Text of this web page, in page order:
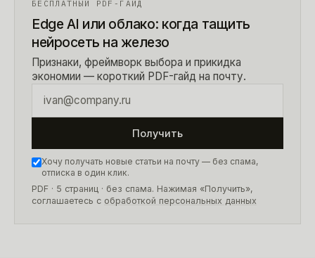
БЕСПЛАТНЫЙ PDF-ГАЙД
Edge AI или облако: когда тащить
нейросеть на железо
Признаки, фреймворк выбора и прикидка
экономии — короткий PDF-гайд на почту.
Получить
Хочу получать новые статьи на почту — без спама,
отписка в один клик.
PDF · 5 страниц · без спама. Нажимая «Получить»,
соглашаетесь с обработкой персональных данных